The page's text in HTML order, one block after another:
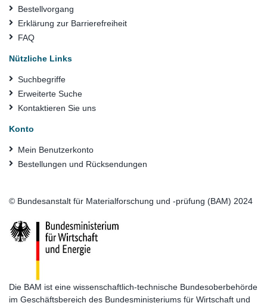
Bestellvorgang
Erklärung zur Barrierefreiheit
FAQ
Nützliche Links
Suchbegriffe
Erweiterte Suche
Kontaktieren Sie uns
Konto
Mein Benutzerkonto
Bestellungen und Rücksendungen
© Bundesanstalt für Materialforschung und -prüfung (BAM) 2024
Die BAM ist eine wissenschaftlich-technische Bundesoberbehörde
im Geschäftsbereich des Bundesministeriums für Wirtschaft und